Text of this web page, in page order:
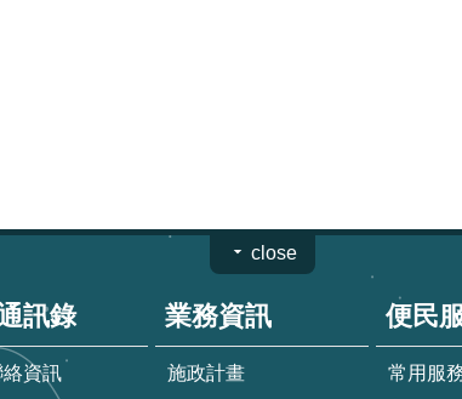
close
訊錄
資訊
業務資訊
施政計畫
便民
常用服